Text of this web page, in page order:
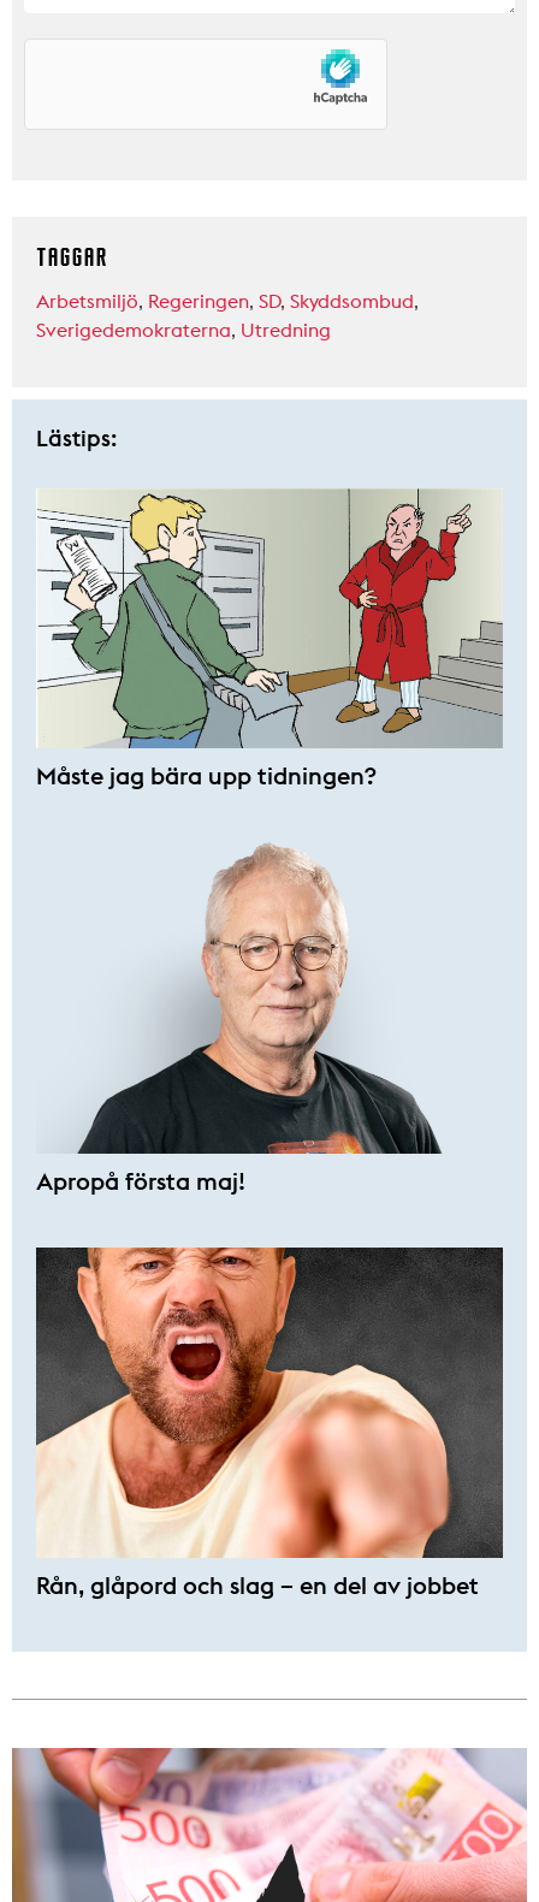
TAGGAR
Arbetsmiljö, Regeringen, SD, Skyddsombud,
Sverigedemokraterna, Utredning
Lästips:
Måste jag bära upp tidningen?
Apropå första maj!
Rån, glåpord och slag – en del av jobbet